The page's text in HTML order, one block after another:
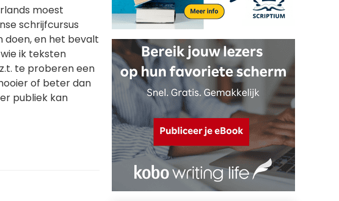
moest
schrijfcursus
doen, en het bevalt
ik teksten
te proberen een
of beter dan
publiek kan